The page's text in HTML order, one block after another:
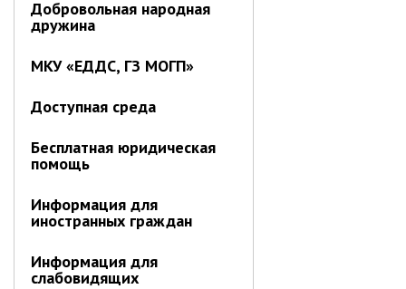
Добровольная народная
дружина
МКУ «ЕДДС, ГЗ МОГП»
Доступная среда
Бесплатная юридическая
помощь
Информация для
иностранных граждан
Информация для
слабовидящих